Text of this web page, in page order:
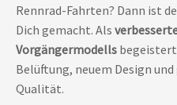
Rennrad-Fahrten? Dann ist
Dich gemacht. Als
Vorgängermodells
Belüftung, neuem Design
Qualität.